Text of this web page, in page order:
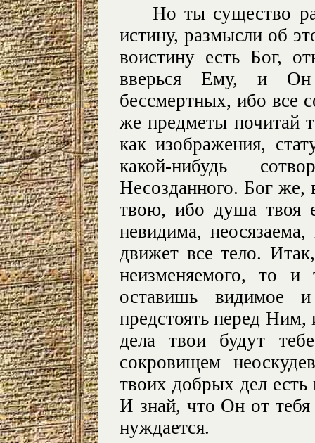
Но ты существо
истину, размысли об
воистину есть Бог,
вверься Ему, и
бессмертных, ибо все
же предметы почитай
как изображения,
какой-нибудь
Несозданного. Бог
твою, ибо душа твоя
невидима,
движет все тело.
неизменяемого, то
оставишь видимое
предстоять перед
дела твои будут
сокровищем
твоих добрых дел
И знай, что Он от тебя
нуждается.